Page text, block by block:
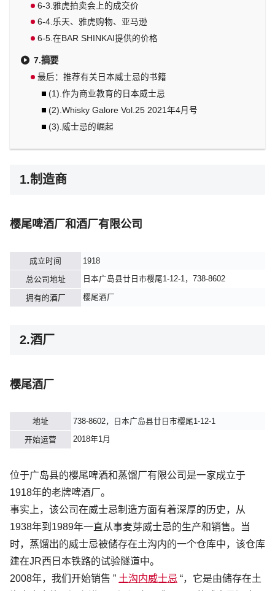
6-3.雅虎拍卖会上的成交价
6-4.乐天、雅虎购物、亚马逊
6-5.在BAR SHINKAI提供的价格
7.摘要
最后：推荐有关日本威士忌的书籍
(1).作为商业教育的日本威士忌
(2).Whisky Galore Vol.25 2021年4月号
(3).威士忌的崛起
1.制造商
樱尾啤酒厂和酒厂有限公司
成立时间
1918
总公司地址
日本广岛县廿日市樱尾1-12-1，738-8602
拥有的酒厂 樱尾酒厂
2.酒厂
樱尾酒厂
地址
738-8602，日本广岛县廿日市樱尾1-12-1
开始运营
2018年1月
位于广岛县的樱尾啤酒和蒸馏厂有限公司 是一家成立于
1918年的老牌啤酒厂。
事实上，该公司在威士忌制造方面有着深厚的历史，从
1938年到1989年一直从事麦芽威士忌的生产和销售。当
时，蒸馏出的威士忌被储存在土沟内的一个仓库中，该仓库
建在JR西日本铁路的试验隧道中。
2008年，我们开始销售 ” 土沟内威士忌 “，它是由储存在土